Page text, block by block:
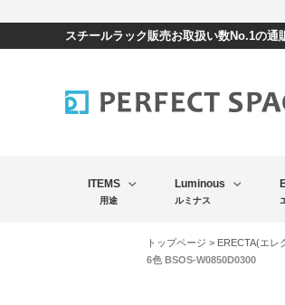
スチールラック販売お取扱い数No.1の
ITEMS
用途
Luminous
ルミナス
トップページ > ERECTA(エレ
6色 BSOS-W0850D0300